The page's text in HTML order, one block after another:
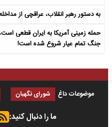
به دستور رهبر انقلاب، عراقچی از
حمله زمینی آمریکا به ایران قطعی
جنگ تمام عیار شروع شده است!
موضوعات داغ شورای نگهبان
ما را دنبال کنید: